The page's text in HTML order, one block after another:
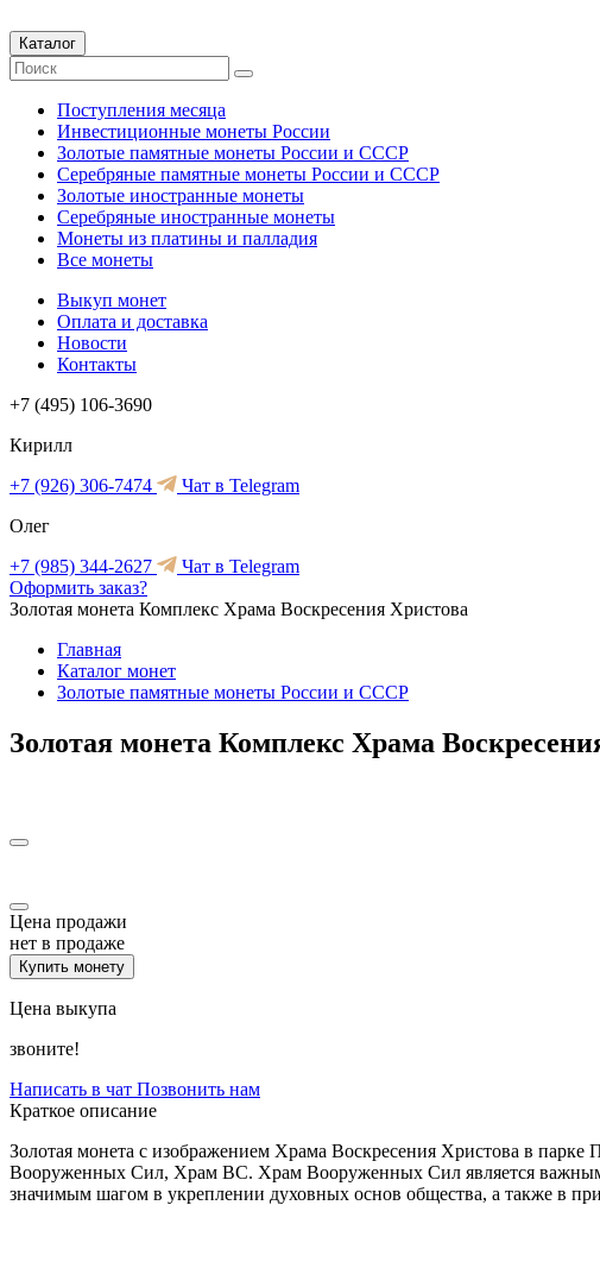
Каталог
Поступления месяца
Инвестиционные монеты России
Золотые памятные монеты России и СССР
Серебряные памятные монеты России и СССР
Золотые иностранные монеты
Серебряные иностранные монеты
Монеты из платины и палладия
Все монеты
Выкуп монет
Оплата и доставка
Новости
Контакты
+7 (495) 106-3690
Кирилл
+7 (926) 306-7474
Чат в Telegram
Олег
+7 (985) 344-2627
Чат в Telegram
Оформить заказ?
Золотая монета Комплекс Храма Воскресения Христова
Главная
Каталог монет
Золотые памятные монеты России и СССР
Золотая монета Комплекс Храма
Цена продажи
нет в продаже
Купить монету
Цена выкупа
звоните!
Написать в чат Позвонить нам
Краткое описание
Золотая монета с изображением Храма Воскресения Христова в
Вооруженных Сил, Храм ВС. Храм Вооруженных Сил является важным
значимым шагом в укреплении духовных основ общества, а также в